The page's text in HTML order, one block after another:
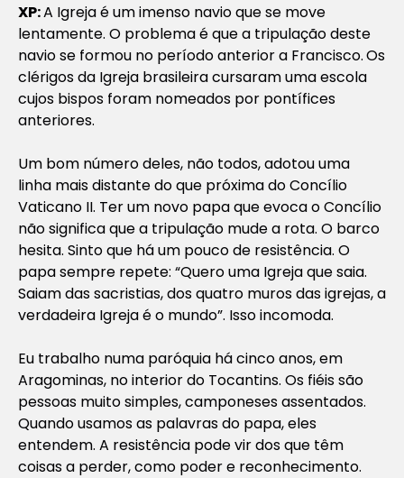
XP:A Igreja é um imenso navio que se move
lentamente. O problema é que a tripulação deste
navio se formou no período anterior a Francisco.Os
clérigos da Igreja brasileira cursaram uma escola
cujos bispos foram nomeados por pontífices
anteriores.
Um bom número deles, não todos, adotou uma
linha mais distante do que próxima do Concílio
Vaticano II. Ter um novo papa que evoca o Concílio
não significa que a tripulação mude a rota. O barco
hesita. Sinto que há um pouco de resistência. O
papa sempre repete: “Quero uma Igreja que saia.
Saiam das sacristias, dos quatro muros das igrejas, a
verdadeira Igreja é o mundo”. Isso incomoda.
Eu trabalho numa paróquia há cinco anos, em
Aragominas, no interior do Tocantins. Os fiéis são
pessoas muito simples, camponeses assentados.
Quando usamos as palavras do papa, eles
entendem. A resistência pode vir dos que têm
coisas a perder, como poder e reconhecimento.